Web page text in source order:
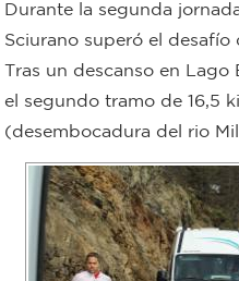
Zoonosis
Bromatología
Municipal
Mi
Personal
municipal
Durante la segunda
Sciurano superó el desafío
Tras un descanso en
el segundo tramo de 16,5
(desembocadura del rio